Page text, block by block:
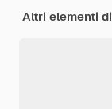
Altri elementi